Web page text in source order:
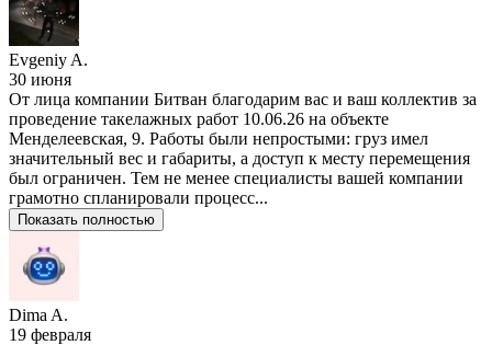
Evgeniy A.
30 июня
От лица компании Битван благодарим вас и ваш коллектив за
проведение такелажных работ 10.06.26 на объекте
Менделеевская, 9. Работы были непростыми: груз имел
значительный вес и габариты, а доступ к месту перемещения
был ограничен. Тем не менее специалисты вашей компании
грамотно спланировали процесс...
Показать полностью
Dima A.
19 февраля